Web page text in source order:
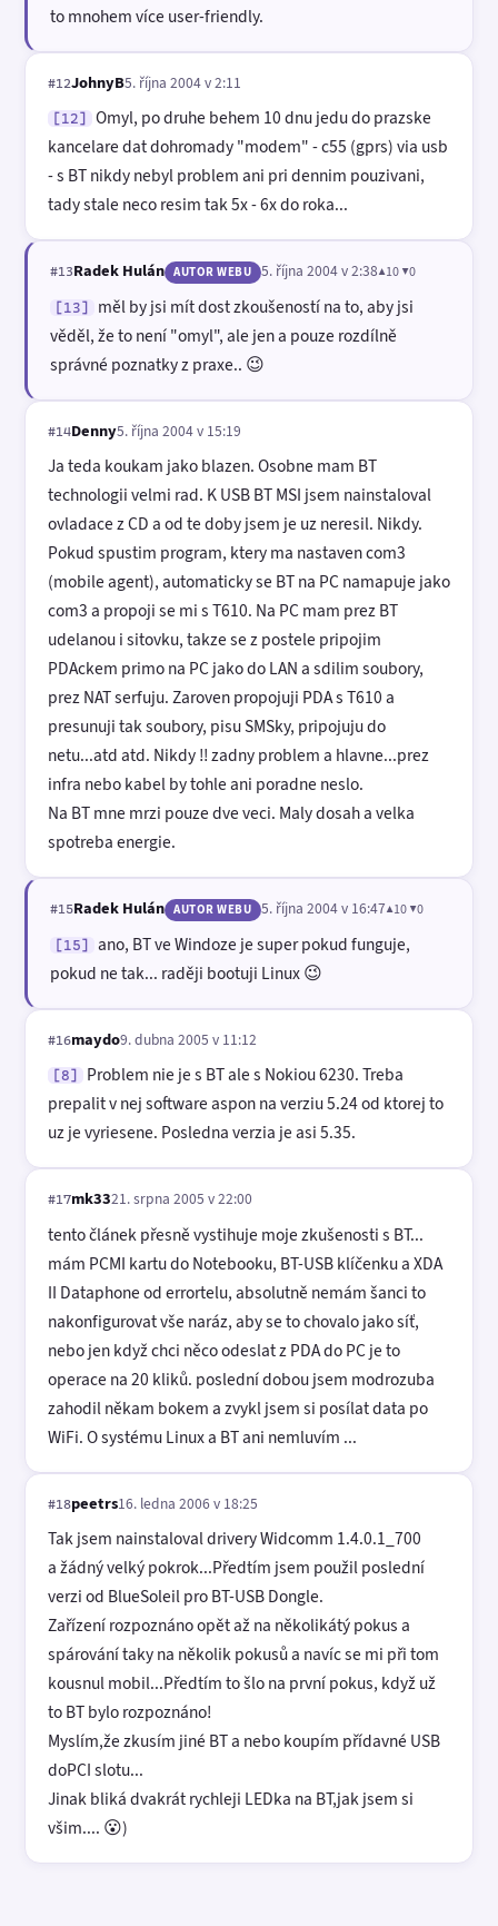
to mnohem více user-friendly.
#12JohnyB5. října 2004 v 2:11
[12]
Omyl, po druhe behem 10 dnu jedu do prazske
kancelare dat dohromady "modem" - c55 (gprs) via usb
- s BT nikdy nebyl problem ani pri dennim pouzivani,
tady stale neco resim tak 5x - 6x do roka...
#13Radek Hulán AUTOR WEBU 5. října 2004 v 2:38▲10 ▼0
[13]
měl by jsi mít dost zkoušeností na to, aby jsi
věděl, že to není "omyl", ale jen a pouze rozdílně
správné poznatky z praxe.. 😉
#14Denny5. října 2004 v 15:19
Ja teda koukam jako blazen. Osobne mam BT
technologii velmi rad. K USB BT MSI jsem nainstaloval
ovladace z CD a od te doby jsem je uz neresil. Nikdy.
Pokud spustim program, ktery ma nastaven com3
(mobile agent), automaticky se BT na PC namapuje jako
com3 a propoji se mi s T610. Na PC mam prez BT
udelanou i sitovku, takze se z postele pripojim
PDAckem primo na PC jako do LAN a sdilim soubory,
prez NAT serfuju. Zaroven propojuji PDA s T610 a
presunuji tak soubory, pisu SMSky, pripojuju do
netu...atd atd. Nikdy !! zadny problem a hlavne...prez
infra nebo kabel by tohle ani poradne neslo.
Na BT mne mrzi pouze dve veci. Maly dosah a velka
spotreba energie.
#15Radek Hulán AUTOR WEBU 5. října 2004 v 16:47▲10 ▼0
[15]
ano, BT ve Windoze je super pokud funguje,
pokud ne tak... raději bootuji Linux 😉
#16maydo9. dubna 2005 v 11:12
[8]
Problem nie je s BT ale s Nokiou 6230. Treba
prepalit v nej software aspon na verziu 5.24 od ktorej to
uz je vyriesene. Posledna verzia je asi 5.35.
#17mk3321. srpna 2005 v 22:00
tento článek přesně vystihuje moje zkušenosti s BT...
mám PCMI kartu do Notebooku, BT-USB klíčenku a XDA
II Dataphone od errortelu, absolutně nemám šanci to
nakonfigurovat vše naráz, aby se to chovalo jako síť,
nebo jen když chci něco odeslat z PDA do PC je to
operace na 20 kliků. poslední dobou jsem modrozuba
zahodil někam bokem a zvykl jsem si posílat data po
WiFi. O systému Linux a BT ani nemluvím ...
#18peetrs16. ledna 2006 v 18:25
Tak jsem nainstaloval drivery Widcomm 1.4.0.1_700
a žádný velký pokrok...Předtím jsem použil poslední
verzi od BlueSoleil pro BT-USB Dongle.
Zařízení rozpoznáno opět až na několikátý pokus a
spárování taky na několik pokusů a navíc se mi při tom
kousnul mobil...Předtím to šlo na první pokus, když už
to BT bylo rozpoznáno!
Myslím,že zkusím jiné BT a nebo koupím přídavné USB
doPCI slotu...
Jinak bliká dvakrát rychleji LEDka na BT,jak jsem si
všim.... 😮)